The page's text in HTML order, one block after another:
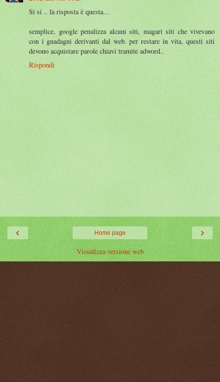
Si si .. la risposta è questa...
semplice, google penalizza alcuni siti, magari siti che vivevano
con i guadagni derivanti dal web. per restare in vita, questi siti
devono acquistare parole chiavi tramite adword..
Rispondi
‹ ›
Home page
Visualizza versione web